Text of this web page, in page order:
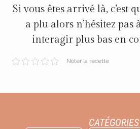
Si vous êtes arrivé là, c’est
a plu alors n’hésitez pas
interagir plus bas en
Noter la recette
CATÉGORIES